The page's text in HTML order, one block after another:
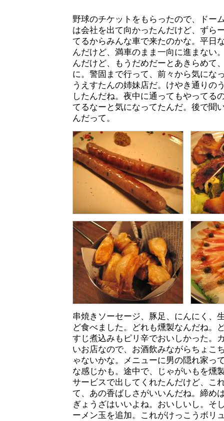
野球のチケットをもらったので、ドー
は会社を出て向かったんだけど、ずら
てるからみんな車で来たのかな。平日
んだけど、満車のまま一向に進まない
んだけど、もうだめだーとあきらめて
に。警固まで行って、前々から気にな
うえすたんの姉妹店だ。けやき通りの
したんだね。夜中に通ってもやってる
てるなーと気になってたんだ。後で聞
んだって。
串焼きソーセージ、豚足、にんにく、
ど食べました。どれも燻製なんだね。
すじ煮込みもピリ辛でおいしかった。
いお店なので、お酒飲みながらちょこ
ゃないかな。メニューに男の隠れ家っ
な感じかも。途中で、じゃがいもを燻
サービスで出してくれたんだけど、こ
て、あの香ばしさがいいんだね。締め
ぎょうざはいいよね。おいしいし。そ
ーメン玉を追加。これがけっこうボリ